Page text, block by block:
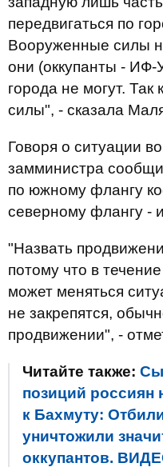
передвигаться по
Вооруженные силы
они (оккупанты - ИФ-
города не могут.
силы", - сказала
Говоря о ситуации
замминистра
по южному флангу
северному флангу -
"Назвать
потому что в
может меняться
не закрепятся,
продвижении", -
Читайте также:
позиций россиян
к Бахмуту:
уничтожили
оккупантов.